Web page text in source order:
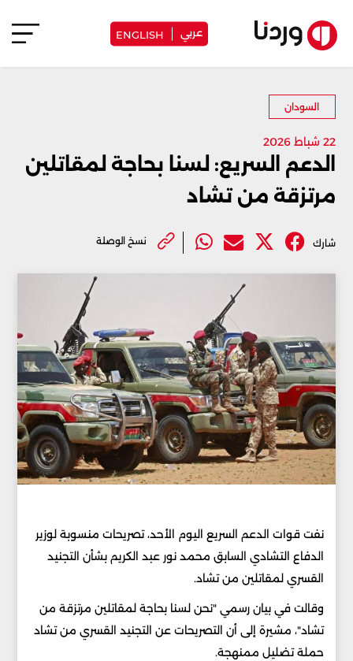
عربي ENGLISH
السودان
22 شباط 2026
الدعم السريع: لسنا بحاجة لمقاتلين
مرتزقة من تشاد
شارك نسخ الوصلة
نفت قوات الدعم السريع اليوم الأحد، تصريحات منسوبة لوزير
الدفاع التشادي السابق محمد نور عبد الكريم بشأن التجنيد
القسري لمقاتلين من تشاد.
وقالت في بيان رسمي "نحن لسنا بحاجة لمقاتلين مرتزقة من
تشاد"، مشيرة إلى أن التصريحات عن التجنيد القسري من تشاد
حملة تضليل ممنهجة.